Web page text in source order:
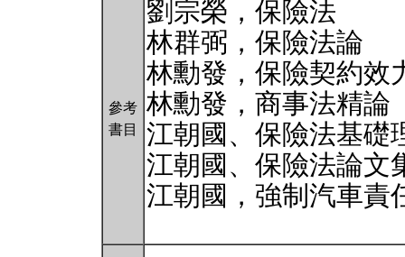
參考
書目
劉宗榮，保險法
林群弼，保險法論
林勳發，保險契約效
林勳發，商事法精論
江朝國、保險法基礎
江朝國、保險法論文
江朝國，強制汽車責